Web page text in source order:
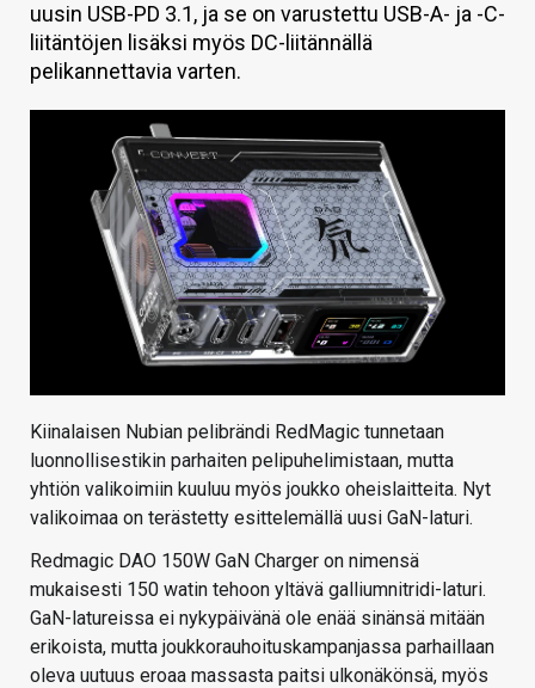
KAUPPA
VAIHDA TEEMA
HAKU
uusin USB-PD 3.1, ja se on varustettu USB-A- ja -C-
liitäntöjen lisäksi myös DC-liitännällä
pelikannettavia varten.
Kiinalaisen Nubian pelibrändi RedMagic tunnetaan
luonnollisestikin parhaiten pelipuhelimistaan, mutta
yhtiön valikoimiin kuuluu myös joukko oheislaitteita. Nyt
valikoimaa on terästetty esittelemällä uusi GaN-laturi.
Redmagic DAO 150W GaN Charger on nimensä
mukaisesti 150 watin tehoon yltävä galliumnitridi-laturi.
GaN-latureissa ei nykypäivänä ole enää sinänsä mitään
erikoista, mutta joukkorauhoituskampanjassa parhaillaan
oleva uutuus eroaa massasta paitsi ulkonäkönsä, myös